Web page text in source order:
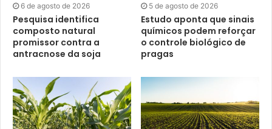
6 de agosto de 2026
Pesquisa identifica
composto natural
promissor contra a
antracnose da soja
5 de agosto de 2026
Estudo aponta que sinais
químicos podem reforçar
o controle biológico de
pragas